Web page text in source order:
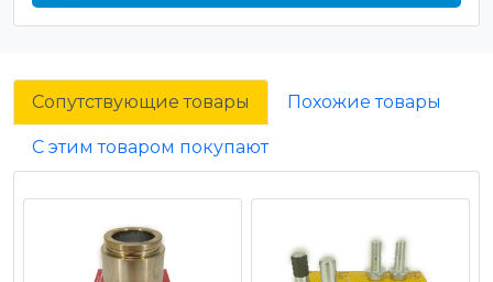
Сопутствующие товары Похожие товары
С этим товаром покупают